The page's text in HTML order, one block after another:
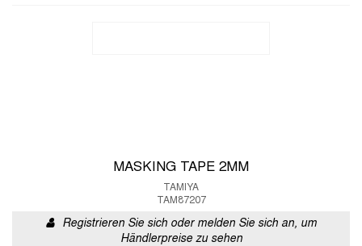
MASKING TAPE 2MM
TAMIYA
TAM87207
Registrieren Sie sich oder melden Sie sich an, um
Händlerpreise zu sehen